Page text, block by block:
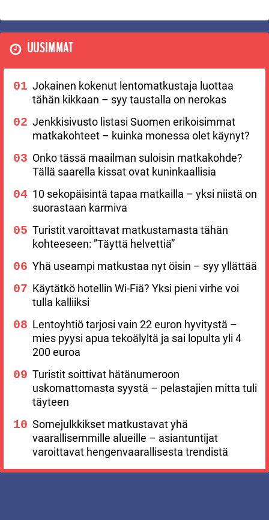
UUSIMMAT
Jokainen kokenut lentomatkustaja luottaa
tähän kikkaan – syy taustalla on nerokas
Jenkkisivusto listasi Suomen erikoisimmat
matkakohteet – kuinka monessa olet käynyt?
Onko tässä maailman suloisin matkakohde?
Tällä saarella kissat ovat kuninkaallisia
10 sekopäisintä tapaa matkailla – yksi niistä on
suorastaan karmiva
Turistit varoittavat matkustamasta tähän
kohteeseen: ”Täyttä helvettiä”
Yhä useampi matkustaa nyt öisin – syy yllättää
Käytätkö hotellin Wi-Fiä? Yksi pieni virhe voi
tulla kalliiksi
Lentoyhtiö tarjosi vain 22 euron hyvitystä –
mies pyysi apua tekoälyltä ja sai lopulta yli 4
200 euroa
Turistit soittivat hätänumeroon
uskomattomasta syystä – pelastajien mitta tuli
täyteen
Somejulkkikset matkustavat yhä
vaarallisemmille alueille – asiantuntijat
varoittavat hengenvaarallisesta trendistä